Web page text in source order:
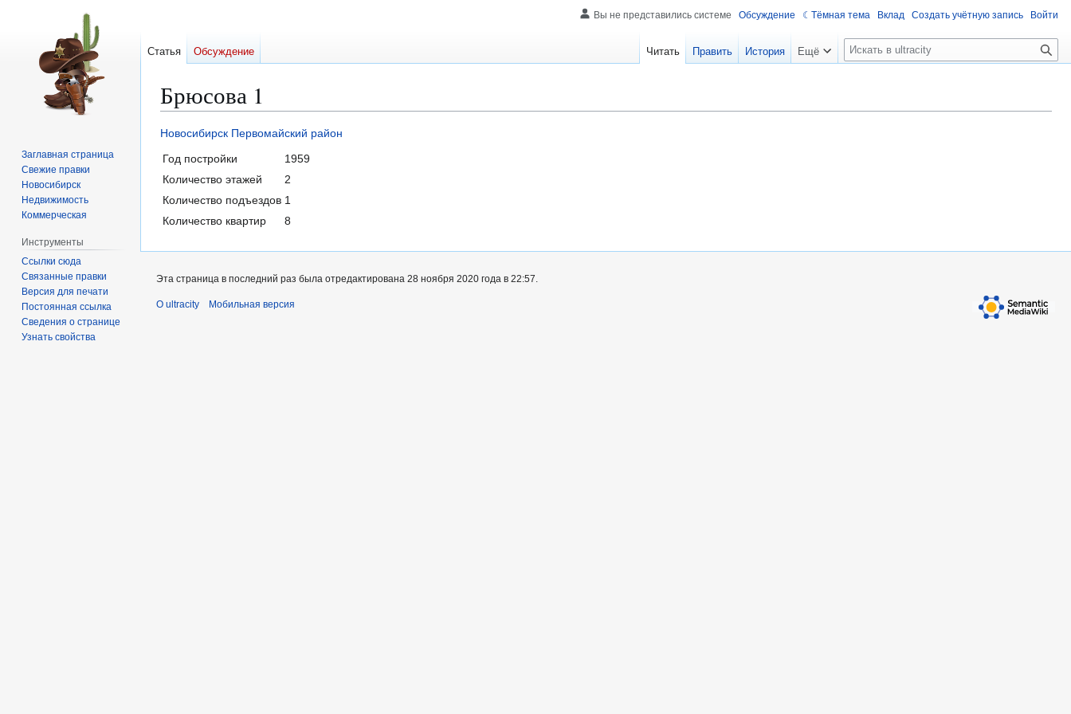
Брюсова 1
Перейти
навигации
Перейти
поиску
Новосибирск Первомайский район
Год постройки
1959
Количество этажей
2
Количество подъездов 1
Количество квартир
8
Вы не представились системе Обсуждение Тёмная тема Вклад Создать учётную запись Войти
Статья Обсуждение Читать Править История Ещё
П
о
к
Заглавная страница
Свежие правки
Новосибирск
Недвижимость
Коммерческая
Инструменты
Ссылки сюда
Связанные правки
Версия для печати
Постоянная ссылка
Сведения о странице
Узнать свойства
Эта страница в последний раз была отредактирована 28 ноября 2020 года в 22:57.
О ultracity Мобильная версия